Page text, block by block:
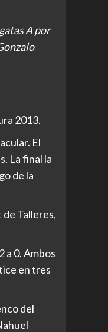
A por
2013.
El
La final la
de la
Talleres,
a 0. Ambos
en tres
del